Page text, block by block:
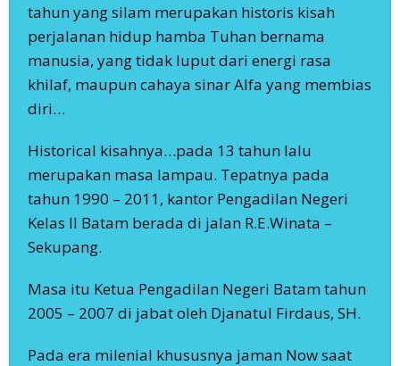
tahun yang silam merupakan historis kisah
perjalanan hidup hamba Tuhan bernama
manusia, yang tidak luput dari energi rasa
khilaf, maupun cahaya sinar Alfa yang membias
diri…
Historical kisahnya…pada 13 tahun lalu
merupakan masa lampau. Tepatnya pada
tahun 1990 – 2011, kantor Pengadilan Negeri
Kelas II Batam berada di jalan R.E.Winata –
Sekupang.
Masa itu Ketua Pengadilan Negeri Batam tahun
2005 – 2007 di jabat oleh Djanatul Firdaus, SH.
Pada era milenial khususnya jaman Now saat